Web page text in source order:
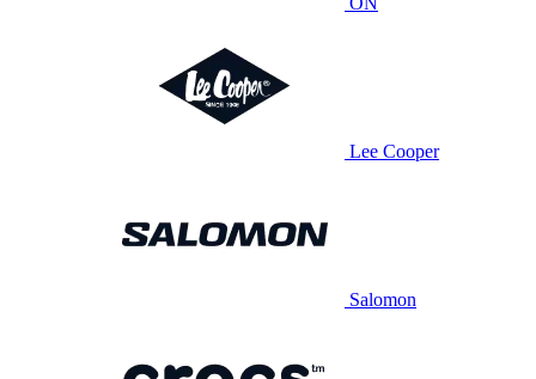
Lee Cooper
Salomon